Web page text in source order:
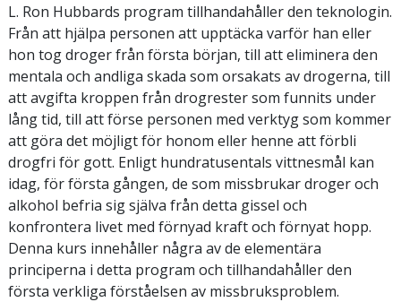
L. Ron Hubbards program tillhandahåller den teknologin.
Från att hjälpa personen att upptäcka varför han eller
hon tog droger från första början, till att eliminera den
mentala och andliga skada som orsakats av drogerna, till
att avgifta kroppen från drogrester som funnits under
lång tid, till att förse personen med verktyg som kommer
att göra det möjligt för honom eller henne att förbli
drogfri för gott. Enligt hundratusentals vittnesmål kan
idag, för första gången, de som missbrukar droger och
alkohol befria sig själva från detta gissel och
konfrontera livet med förnyad kraft och förnyat hopp.
Denna kurs innehåller några av de elementära
principerna i detta program och tillhandahåller den
första verkliga förståelsen av missbruksproblem.